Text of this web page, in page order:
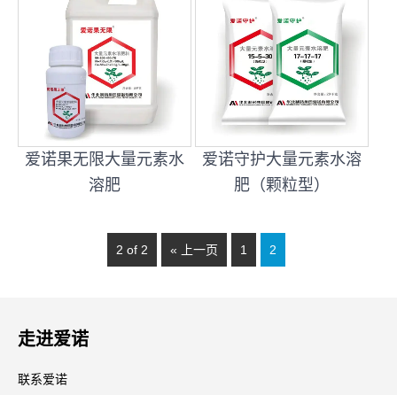
爱诺果无限大量元素水
溶肥
爱诺守护大量元素水溶
肥（颗粒型）
2 of 2 « 上一页 1 2
走进爱诺
联系爱诺